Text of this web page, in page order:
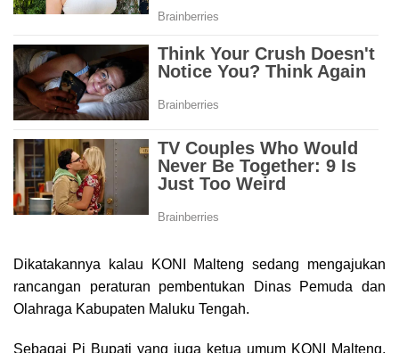
Dikatakannya kalau KONI Malteng sedang mengajukan
rancangan peraturan pembentukan Dinas Pemuda dan
Olahraga Kabupaten Maluku Tengah.
Sebagai Pj Bupati yang juga ketua umum KONI Malteng,